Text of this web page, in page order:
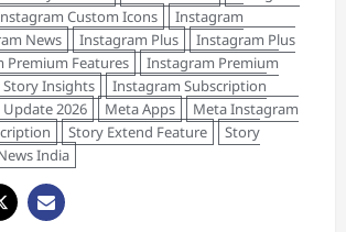
Custom Icons
Instagram
News Instagram Plus
Instagram Plus
Premium Features
Instagram Premium
Insights
Instagram Subscription
2026 Meta Apps
Meta Instagram
Story Extend Feature
Story
India